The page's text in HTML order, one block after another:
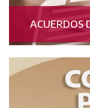
ACUERDOS